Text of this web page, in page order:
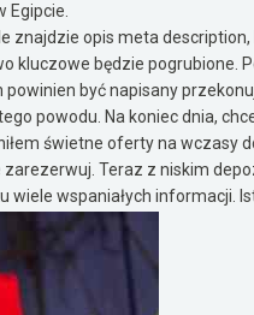
Egipcie.
znajdzie opis meta description,
kluczowe będzie pogrubione.
być napisany
powodu. Na koniec dnia,
świetne oferty na wczasy
zarezerwuj. Teraz z niskim
wiele wspaniałych informacji.
roku. Po bieżącym roku, mamy
kliknę tutaj i przejdę na tę
będzie to dobra strona,